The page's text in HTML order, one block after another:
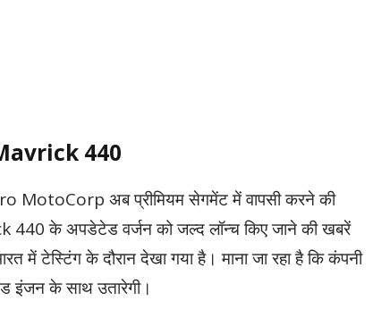
440
MotoCorp अब प्रीमियम सेगमेंट में वापसी करने की
के अपडेटेड वर्जन को जल्द लॉन्च किए जाने की खबरें
में टेस्टिंग के दौरान देखा गया है। माना जा रहा है कि कंपनी
इंजन के साथ उतारेगी।